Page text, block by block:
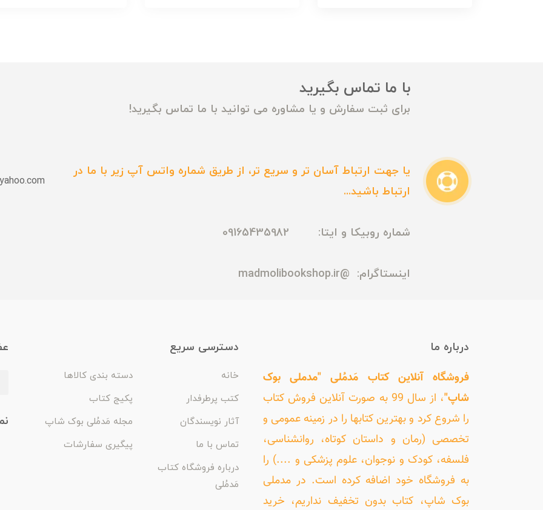
با ما تماس بگیرید
برای ثبت سفارش و یا مشاوره می توانید با ما تماس بگیرید!
یا جهت ارتباط آسان تر و سریع تر، از طریق شماره واتس آپ زیر با ما در
ارتباط باشید...
شماره روبیکا و ایتا: 09165435982
اینستاگرام: @madmolibookshop.ir
درباره ما
فروشگاه آنلاین کتاب مَدمُلی "مدملی بوک
شاپ"
، از سال 99 به صورت آنلاین فروش کتاب
را شروع کرد و بهترین کتابها را در زمینه عمومی و
تخصصی (رمان و داستان کوتاه، روانشناسی،
فلسفه، کودک و نوجوان، علوم پزشکی و ....) را
به فروشگاه خود اضافه کرده است. در مدملی
بوک شاپ، کتاب بدون تخفیف نداریم، خرید
دسترسی سریع
خانه
دسته بندی کالاها
کتب پرطرفدار
پکیج کتاب
آثار نویسندگان
مجله مَدمُلی بوک شاپ
تماس با ما
پیگیری سفارشات
درباره فروشگاه کتاب
مَدمُلی